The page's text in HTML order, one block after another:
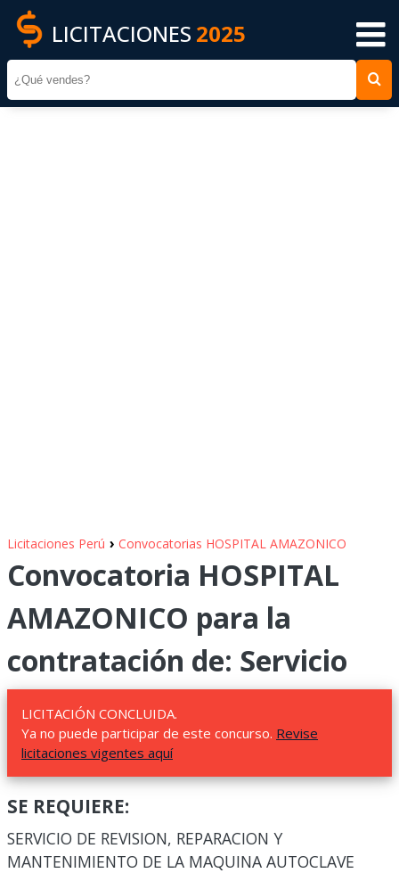
LICITACIONES 2025
Licitaciones Perú › Convocatorias HOSPITAL AMAZONICO
Convocatoria HOSPITAL
AMAZONICO para la
contratación de: Servicio
LICITACIÓN CONCLUIDA.
Ya no puede participar de este concurso. Revise
licitaciones vigentes aquí
SE REQUIERE:
SERVICIO DE REVISION, REPARACION Y
MANTENIMIENTO DE LA MAQUINA AUTOCLAVE